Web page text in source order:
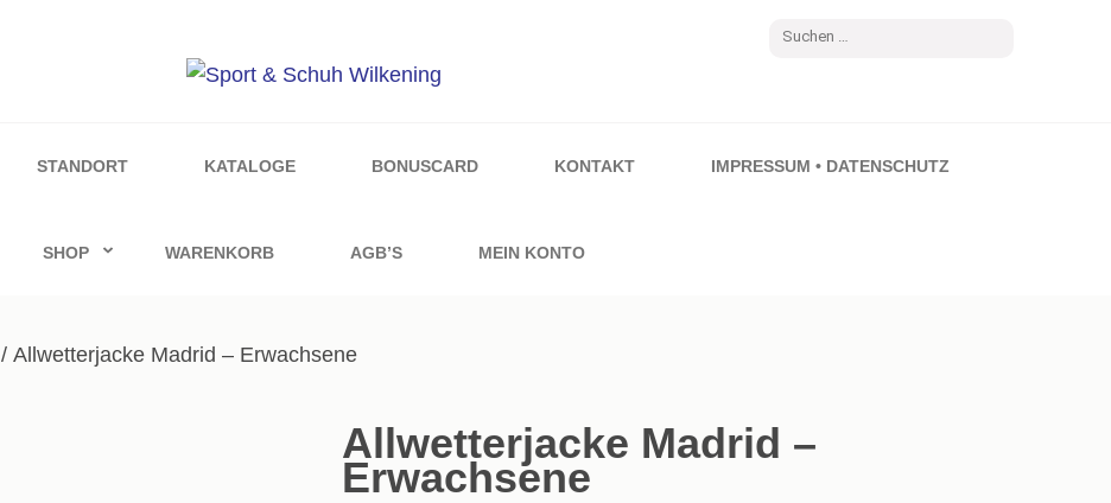
STANDORT KATALOGE BONUSCARD KONTAKT IMPRESSUM • DATENSCHUTZ
SHOP WARENKORB AGB’S MEIN KONTO
/ Allwetterjacke Madrid – Erwachsene
Allwetterjacke Madrid –
Erwachsene